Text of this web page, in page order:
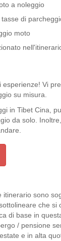
a noleggio
di
moto
esperienze! Vi
su misura.
in Tibet Cina,
da solo.
itinerario sono
che si
di base in
/ pensione
e in alta